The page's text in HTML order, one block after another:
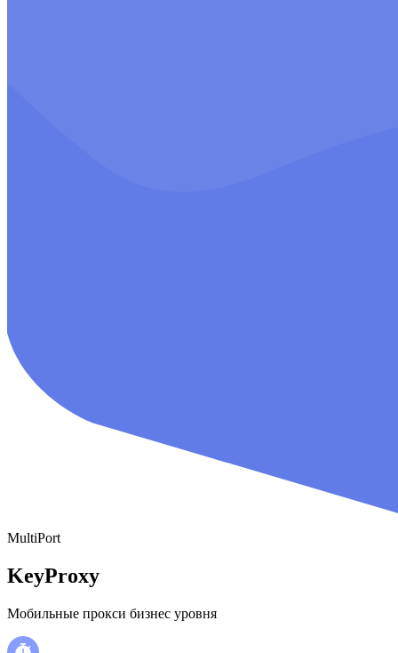
MultiPort
KeyProxy
Мобильные прокси бизнес уровня